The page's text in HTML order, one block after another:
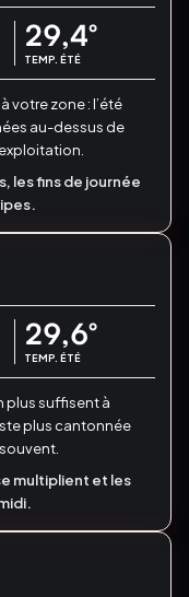
29,4°
TEMP. ÉTÉ
votre zone : l’été
au-dessus de
les fins de journée
29,6°
TEMP. ÉTÉ
plus suffisent à
plus cantonnée
multiplient et les